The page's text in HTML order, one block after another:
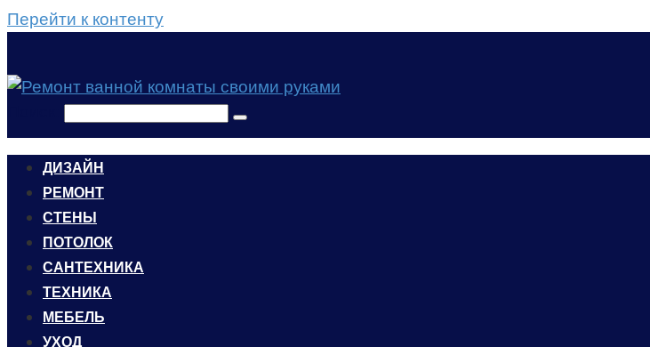
Перейти к контенту
ДИЗАЙН
РЕМОНТ
СТЕНЫ
ПОТОЛОК
САНТЕХНИКА
ТЕХНИКА
МЕБЕЛЬ
УХОД